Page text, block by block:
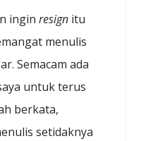
inginresign itu
menulis
Semacam ada
untuk terus
berkata,
setidaknya